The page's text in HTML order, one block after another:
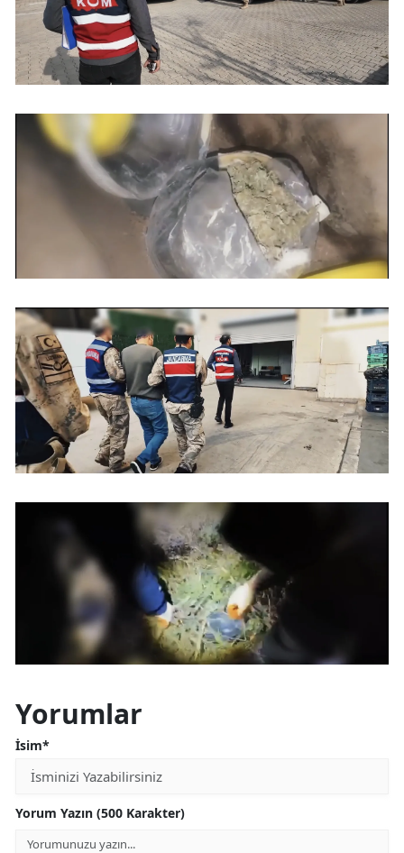
Yorumlar
İsim*
Yorum Yazın (500 Karakter)